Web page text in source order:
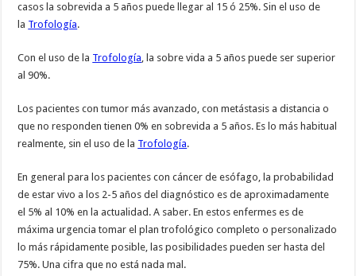
casos la sobrevida a 5 años puede llegar al 15 ó 25%. Sin el uso de
la Trofología.
Con el uso de la Trofología, la sobre vida a 5 años puede ser superior
al 90%.
Los pacientes con tumor más avanzado, con metástasis a distancia o
que no responden tienen 0% en sobrevida a 5 años. Es lo más habitual
realmente, sin el uso de la Trofología.
En general para los pacientes con cáncer de esófago, la probabilidad
de estar vivo a los 2-5 años del diagnóstico es de aproximadamente
el 5% al 10% en la actualidad. A saber. En estos enfermes es de
máxima urgencia tomar el plan trofológico completo o personalizado
lo más rápidamente posible, las posibilidades pueden ser hasta del
75%. Una cifra que no está nada mal.